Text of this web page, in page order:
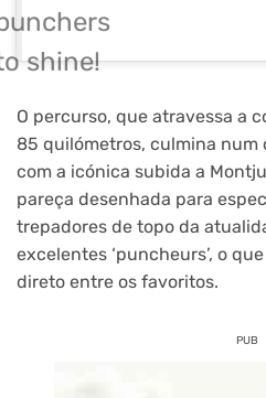
shine!
O percurso, que atravessa a
85 quilómetros, culmina num
com a icónica subida a
pareça desenhada para
trepadores de topo da
excelentes ‘puncheurs’, o
direto entre os favoritos.
PUB